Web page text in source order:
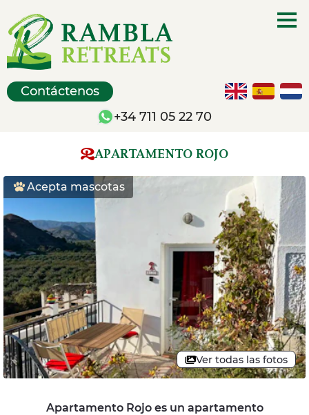
+34 711 05 22 70
Contáctenos
APARTAMENTO ROJO
Ver todas las fotos
Acepta mascotas
Apartamento Rojo es un apartamento